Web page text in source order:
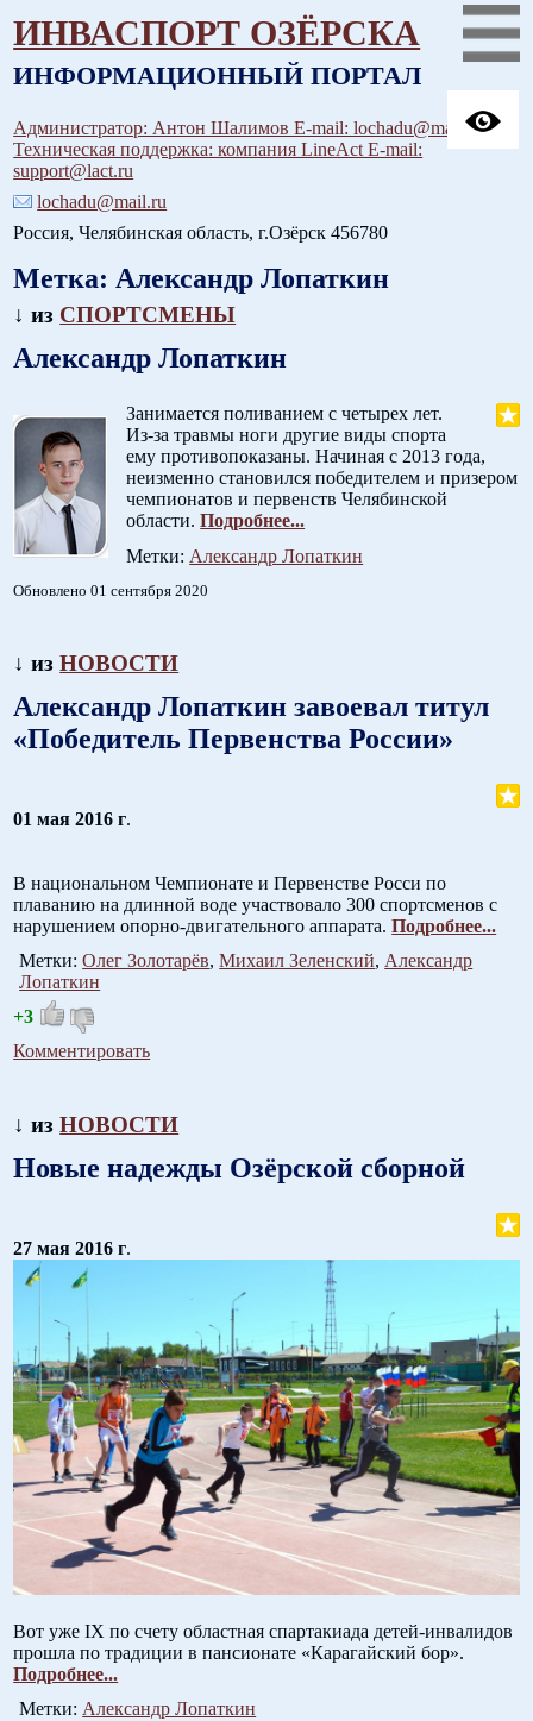
ИНВАСПОРТ ОЗЁРСКА
ИНФОРМАЦИОННЫЙ ПОРТАЛ
Администратор: Антон Шалимов E-mail: lochadu@mail.ru
Техническая поддержка: компания LineAct E-mail:
support@lact.ru
lochadu@mail.ru
Россия, Челябинская область, г.Озёрск 456780
Метка:Александр Лопаткин
↓ из СПОРТСМЕНЫ
Александр Лопаткин
Занимается поливанием с четырех лет.
Из-за травмы ноги другие виды спорта
ему противопоказаны. Начиная с 2013 года,
неизменно становился победителем и призером
чемпионатов и первенств Челябинской
области.Подробнее...
Метки: Александр Лопаткин
Обновлено 01 сентября 2020
↓ изНОВОСТИ
Александр Лопаткин завоевал титул
«Победитель Первенства России»
01 мая 2016 г.
В национальном Чемпионате и Первенстве Росси по
плаванию на длинной воде участвовало 300 спортсменов с
нарушением опорно-двигательного аппарата.Подробнее...
Метки:Олег Золотарёв, Михаил Зеленский, Александр
Лопаткин
+3
Комментировать
↓ изНОВОСТИ
Новые надежды Озёрской сборной
27 мая 2016 г.
Вот уже IX по счету областная спартакиада детей-инвалидов
прошла по традиции в пансионате «Карагайский бор».
Подробнее...
Метки: Александр Лопаткин